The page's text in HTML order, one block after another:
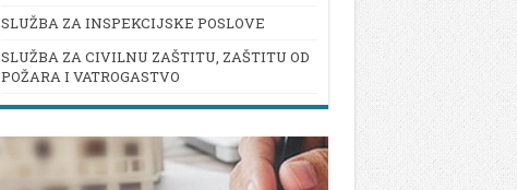
SLUŽBA ZA INSPEKCIJSKE POSLOVE
SLUŽBA ZA CIVILNU ZAŠTITU, ZAŠTITU OD
POŽARA I VATROGASTVO